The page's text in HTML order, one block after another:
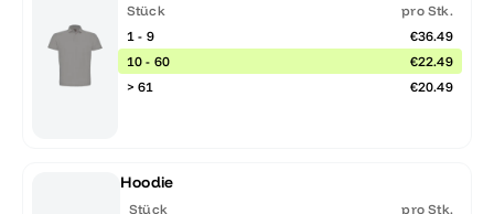
Stück
pro Stk.
1 - 9
€36.49
10 - 60
€22.49
> 61
€20.49
Hoodie
Stück
pro Stk.